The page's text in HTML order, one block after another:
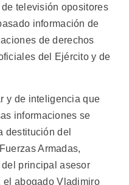
televisión opositores
información de
de derechos
del Ejército y de
y de inteligencia que
informaciones se
destitución del
Armadas,
principal asesor
abogado Vladimiro